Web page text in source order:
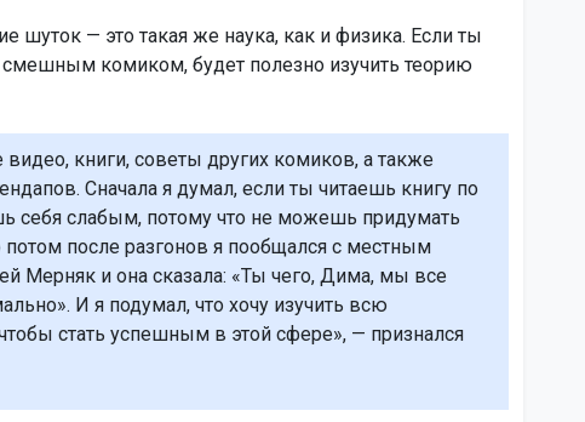
шуток — это такая же наука, как и физика. Если ты
комиком, будет полезно изучить теорию
книги, советы других комиков, а также
Сначала я думал, если ты читаешь книгу по
себя слабым, потому что не можешь придумать
потом после разгонов я пообщался с местным
Мерняк и она сказала: «Ты чего, Дима, мы все
И я подумал, что хочу изучить всю
стать успешным в этой сфере», — признался